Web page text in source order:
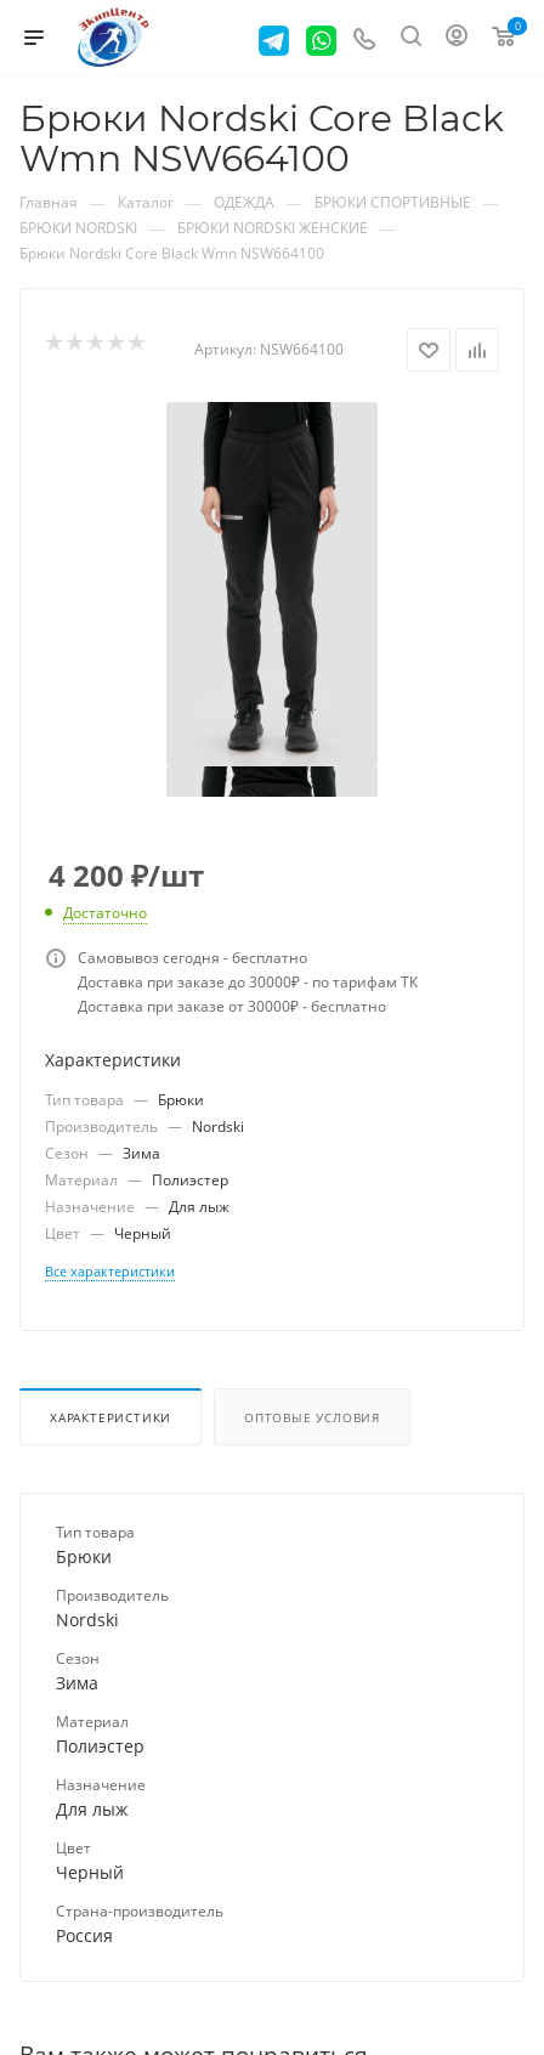
0
Брюки Nordski Core Black
Wmn NSW664100
Главная — Каталог — ОДЕЖДА — БРЮКИ СПОРТИВНЫЕ —
БРЮКИ NORDSKI — БРЮКИ NORDSKI ЖЕНСКИЕ —
Брюки Nordski Core Black Wmn NSW664100
Артикул: NSW664100
4 200 ₽/шт
Достаточно
Самовывоз сегодня - бесплатно
Доставка при заказе до 30000₽ - по тарифам ТК
Доставка при заказе от 30000₽ - бесплатно
Характеристики
Тип товара — Брюки
Производитель — Nordski
Сезон — Зима
Материал — Полиэстер
Назначение — Для лыж
Цвет — Черный
Все характеристики
ХАРАКТЕРИСТИКИ ОПТОВЫЕ УСЛОВИЯ
Тип товара
Брюки
Производитель
Nordski
Сезон
Зима
Материал
Полиэстер
Назначение
Для лыж
Цвет
Черный
Страна-производитель
Россия